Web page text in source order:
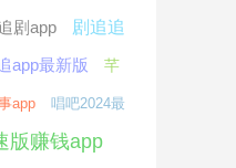
剧app
剧追追
app最新版 芊
app 唱吧2024最
版赚钱app